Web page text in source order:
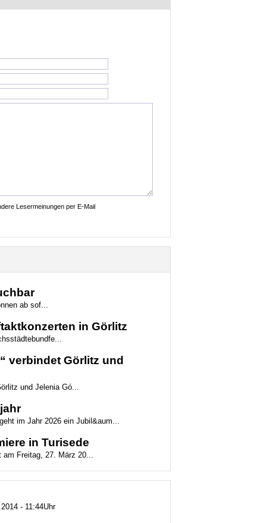
Lesermeinungen per E-Mail
ab sof...
in Görlitz
verbindet Görlitz und
und Jelenia Gó...
im Jahr 2026 ein Jubil&aum...
in Turisede
am Freitag, 27. März 20...
- 11:44Uhr